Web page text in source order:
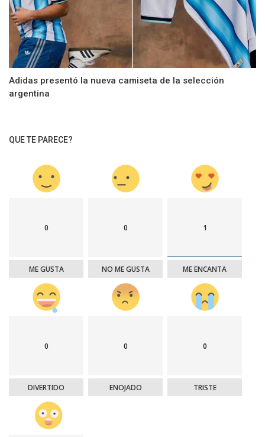
Adidas presentó la nueva camiseta de la selección
argentina
QUE TE PARECE?
0
ME GUSTA
0
NO ME GUSTA
1
ME ENCANTA
0
DIVERTIDO
0
ENOJADO
0
TRISTE